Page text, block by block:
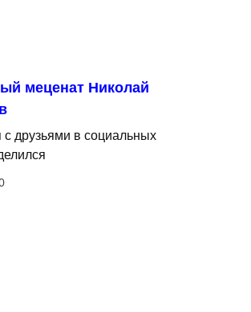
меценат Николай
с друзьями в социальных